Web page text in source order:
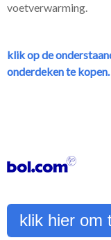
voetverwarming.
klik op de
onderdeken te kopen.
klik hier om